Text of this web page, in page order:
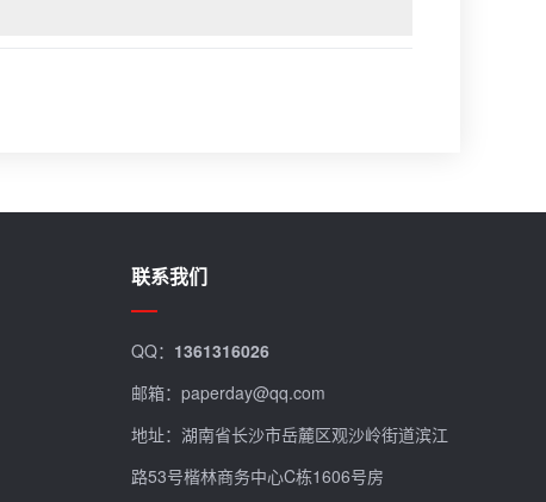
联系我们
QQ： 1361316026
邮箱：paperday@qq.com
地址：湖南省长沙市岳麓区观沙岭街道滨江
路53号楷林商务中心C栋1606号房